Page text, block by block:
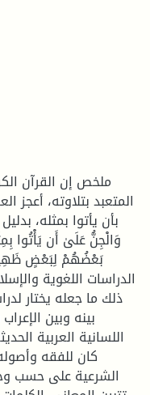
ملخص إن القرآن
المتعبد بتلاوته،
بأن يأتوا بمثله،
وَالْجِنُّ عَلَىٰ أَن يَأْتُوا
الدراسات اللغوية
ذلك ما جعله يختار
بينه وبين
اللسانية العربية
كان للفقه
الشرعية على حسب